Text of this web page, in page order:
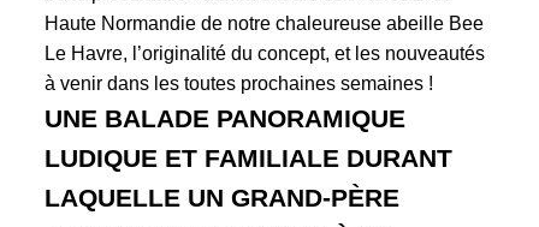
Haute Normandie de notre chaleureuse abeille Bee
Le Havre, l’originalité du concept, et les nouveautés
à venir dans les toutes prochaines semaines !
UNE BALADE PANORAMIQUE
LUDIQUE ET FAMILIALE DURANT
LAQUELLE UN GRAND-PÈRE